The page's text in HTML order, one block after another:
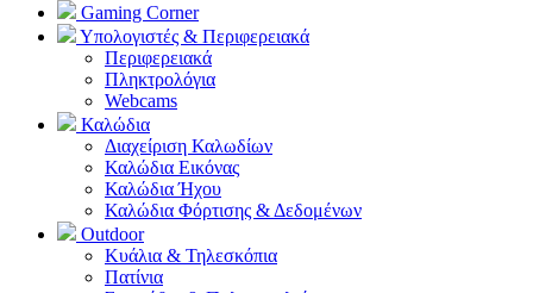
Gaming Corner
Υπολογιστές & Περιφερειακά
Περιφερειακά
Πληκτρολόγια
Webcams
Καλώδια
Διαχείριση Καλωδίων
Καλώδια Εικόνας
Καλώδια Ήχου
Καλώδια Φόρτισης & Δεδομένων
Outdoor
Κυάλια & Τηλεσκόπια
Πατίνια